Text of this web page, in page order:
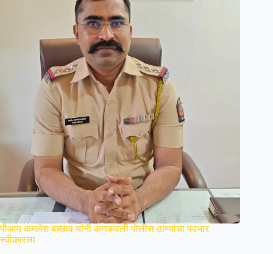
पीआय कमलेश बच्छाव यांनी कणकवली पोलीस ठाण्याचा पदभार
स्वीकारला